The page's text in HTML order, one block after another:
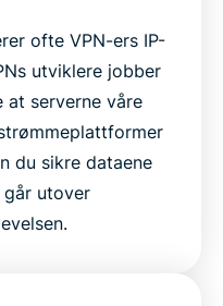
ofte VPN-ers IP-
utviklere jobber
at serverne våre
du sikre dataene
utover